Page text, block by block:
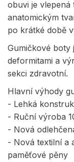
obuvi je vlepená
anatomickým
po krátké době
Gumičkové boty
deformitami a
sekci zdravotní.
Hlavní výhody
- Lehká
- Ruční výroba
- Nová
- Nová textilní a
paměťové pěny